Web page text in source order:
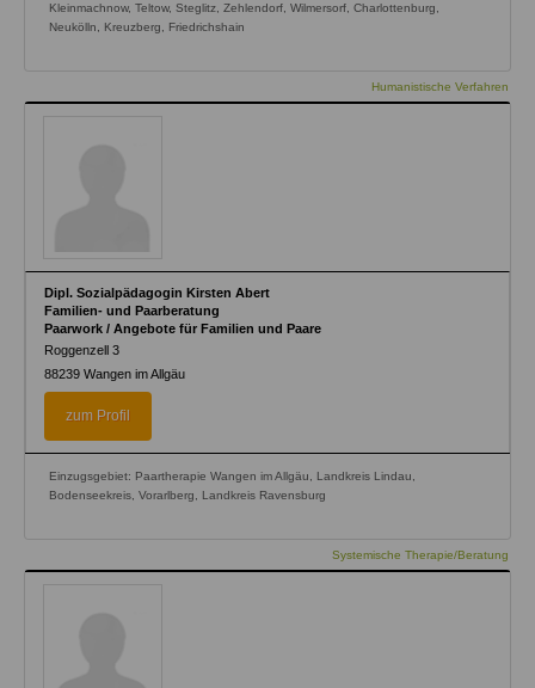
Kleinmachnow, Teltow, Steglitz, Zehlendorf, Wilmersorf, Charlottenburg,
Neukölln, Kreuzberg, Friedrichshain
Humanistische Verfahren
Dipl. Sozialpädagogin Kirsten Abert
Familien- und Paarberatung
Paarwork / Angebote für Familien und Paare
Roggenzell 3
88239 Wangen im Allgäu
zum Profil
Einzugsgebiet: Paartherapie Wangen im Allgäu, Landkreis Lindau,
Bodenseekreis, Vorarlberg, Landkreis Ravensburg
Systemische Therapie/Beratung